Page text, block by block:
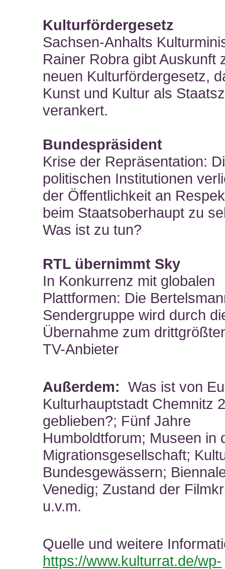
Kulturfördergesetz
Sachsen-Anhalts
Rainer Robra gibt Auskunft
neuen Kulturfördergesetz,
Kunst und Kultur als
verankert.
Bundespräsident
Krise der Repräsentation:
politischen Institutionen
der Öffentlichkeit an
beim Staatsoberhaupt zu
Was ist zu tun?
RTL übernimmt Sky
In Konkurrenz mit globalen
Plattformen: Die
Sendergruppe wird durch
Übernahme zum
TV-Anbieter
Außerdem: Was ist von
Kulturhauptstadt Chemnitz
geblieben?; Fünf Jahre
Humboldtforum; Museen in
Migrationsgesellschaft;
Bundesgewässern;
Venedig; Zustand der
u.v.m.
Quelle und weitere
https://www.kulturrat.de/wp-